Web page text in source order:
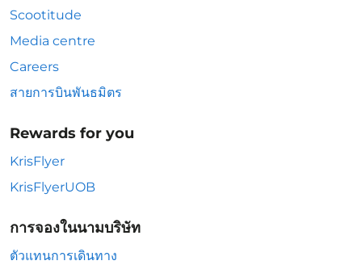
Scootitude
Media centre
Careers
สายการบินพันธมิตร
Rewards for you
KrisFlyer
KrisFlyerUOB
การจองในนามบริษัท
ตัวแทนการเดินทาง